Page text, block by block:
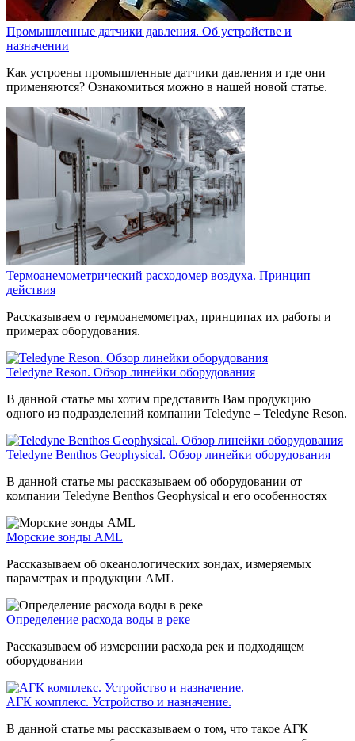
Промышленные датчики давления. Об устройстве и
назначении
Как устроены промышленные датчики давления и где они
применяются? Ознакомиться можно в нашей новой статье.
Термоанемометрический расходомер воздуха. Принцип
действия
Рассказываем о термоанемометрах, принципах их работы и
примерах оборудования.
Teledyne Reson. Обзор линейки оборудования
В данной статье мы хотим представить Вам продукцию
одного из подразделений компании Teledyne – Teledyne Reson.
Teledyne Benthos Geophysical. Обзор линейки оборудования
В данной статье мы рассказываем об оборудовании от
компании Teledyne Benthos Geophysical и его особенностях
Морские зонды AML
Рассказываем об океанологических зондах, измеряемых
параметрах и продукции AML
Определение расхода воды в реке
Рассказываем об измерении расхода рек и подходящем
оборудовании
АГК комплекс. Устройство и назначение.
В данной статье мы рассказываем о том, что такое АГК